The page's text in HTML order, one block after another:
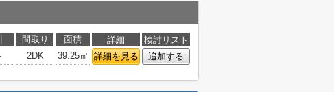
間取り 面積 詳細
検討リスト
2DK 39.25㎡ 詳細を見る 追加する